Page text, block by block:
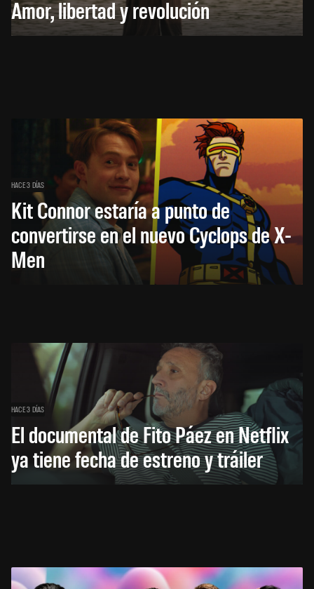
Amor, libertad y revolución
HACE 3 DÍAS
Kit Connor estaría a punto de
convertirse en el nuevo Cyclops de X-
Men
HACE 3 DÍAS
El documental de Fito Páez en Netflix
ya tiene fecha de estreno y tráiler